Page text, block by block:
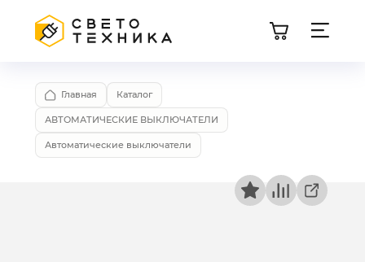
Главная Каталог
АВТОМАТИЧЕСКИЕ ВЫКЛЮЧАТЕЛИ
Автоматические выключатели